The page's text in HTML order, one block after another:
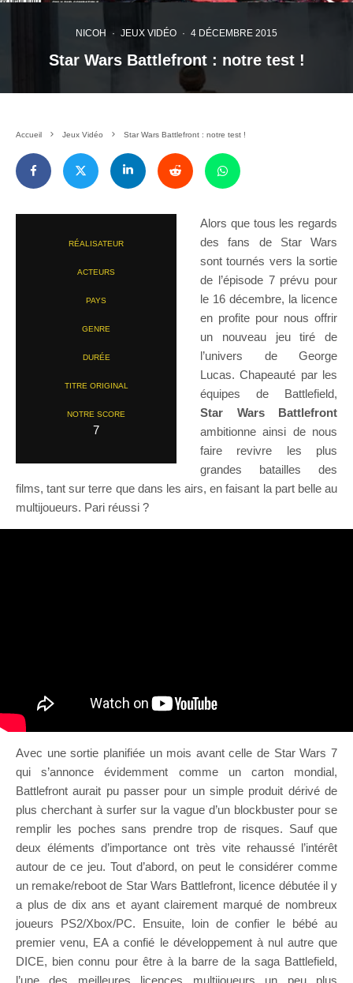
NICOH · JEUX VIDÉO · 4 DÉCEMBRE 2015
Star Wars Battlefront : notre test !
Accueil Jeux Vidéo Star Wars Battlefront : notre test !
RÉALISATEUR
ACTEURS
PAYS
GENRE
DURÉE
TITRE ORIGINAL
NOTRE SCORE
7
Alors que tous les regards
des fans de Star Wars
sont tournés vers la sortie
de l’épisode 7 prévu pour
le 16 décembre, la licence
en profite pour nous offrir
un nouveau jeu tiré de
l’univers de George
Lucas. Chapeauté par les
équipes de Battlefield,
Star Wars Battlefront
ambitionne ainsi de nous
faire revivre les plus
grandes batailles des
films, tant sur terre que dans les airs, en faisant la part belle au
multijoueurs. Pari réussi ?
Avec une sortie planifiée un mois avant celle de Star Wars 7
qui s’annonce évidemment comme un carton mondial,
Battlefront aurait pu passer pour un simple produit dérivé de
plus cherchant à surfer sur la vague d’un blockbuster pour se
remplir les poches sans prendre trop de risques. Sauf que
deux éléments d’importance ont très vite rehaussé l’intérêt
autour de ce jeu. Tout d’abord, on peut le considérer comme
un remake/reboot de Star Wars Battlefront, licence débutée il y
a plus de dix ans et ayant clairement marqué de nombreux
joueurs PS2/Xbox/PC. Ensuite, loin de confier le bébé au
premier venu, EA a confié le développement à nul autre que
DICE, bien connu pour être à la barre de la saga Battlefield,
l’une des meilleures licences multijoueurs un peu plus